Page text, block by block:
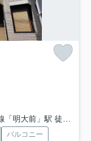
明大前」駅 徒歩17分
バルコニー